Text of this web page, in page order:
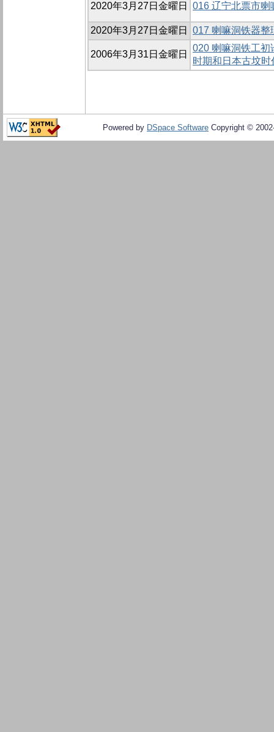
2020年3月27日金曜日 016 辽宁北票市喇
2020年3月27日金曜日 017 喇嘛洞铁器整
2006年3月31日金曜日
020 喇嘛洞铁工初
时期和日本古坟
Powered by DSpace Software Copyright ©